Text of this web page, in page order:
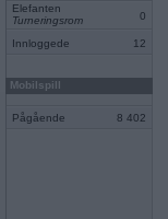
Elefanten
Turneringsrom
0
Innloggede 12
Mobilspill
Pågående 8 402